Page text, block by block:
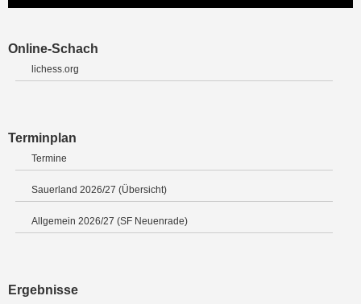
Online-Schach
lichess.org
Terminplan
Termine
Sauerland 2026/27 (Übersicht)
Allgemein 2026/27 (SF Neuenrade)
Ergebnisse